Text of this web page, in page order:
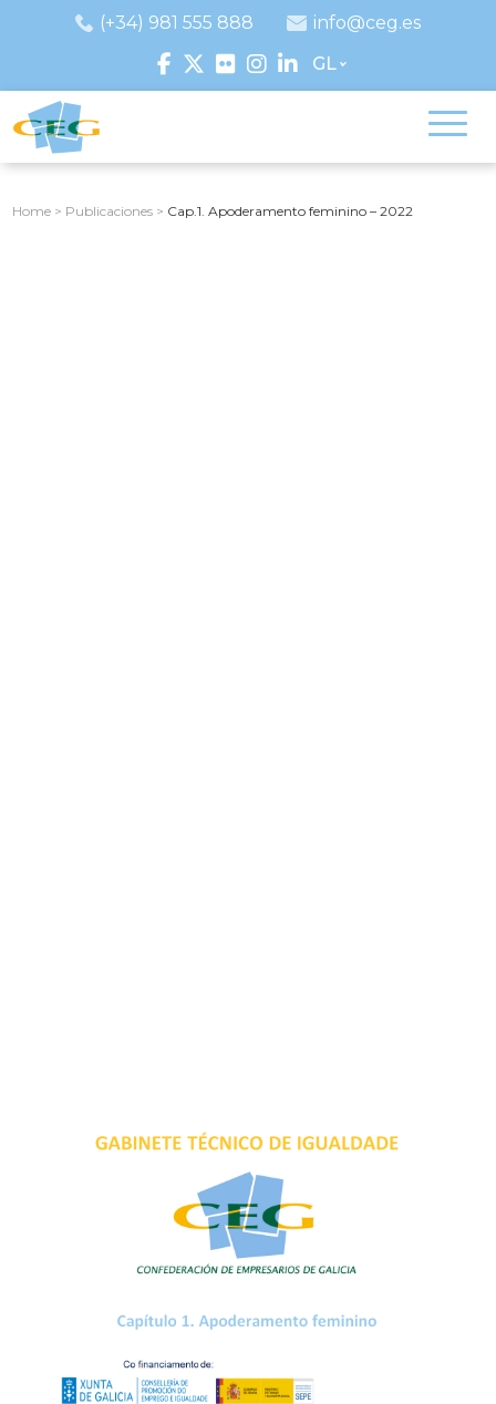
(+34) 981 555 888
info@ceg.es
GL
Home > Publicaciones > Cap.1. Apoderamento feminino – 2022